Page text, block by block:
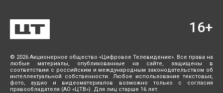
© 2026 Акционерное общество «Цифровое Телевидение». Все права на
любые материалы, опубликованные на сайте, защищены в
соответствии с российским и международным законодательством об
интеллектуальной собственности. Любое использование текстовых,
фото, аудио и видеоматериалов возможно только с согласия
правообладателя (АО «ЦТВ»). Для лиц старше 16 лет.
16+